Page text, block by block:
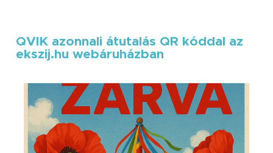
QVIK azonnali átutalás QR kóddal az
ekszij.hu webáruházban